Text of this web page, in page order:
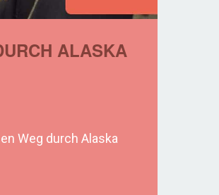
ALASKA
Weg durch Alaska